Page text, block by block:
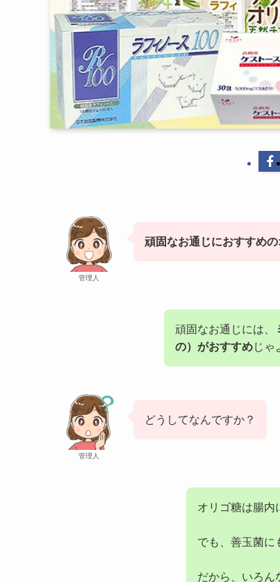
管理人
頑固なお通じにおすすめ
頑固なお通じには、
の）がおすすめじゃ
管理人
どうしてなんですか？
オリゴ糖は腸内
でも、善玉菌に
だから、いろん